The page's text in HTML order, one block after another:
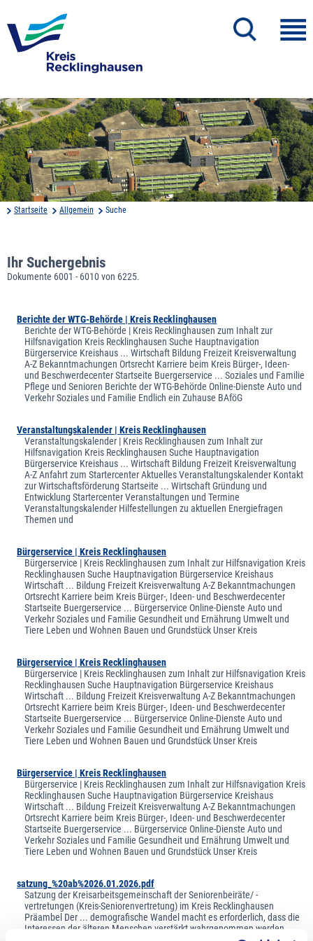
Startseite Allgemein Suche
Ihr Suchergebnis
Dokumente 6001 - 6010 von 6225.
Berichte der WTG-Behörde | Kreis Recklinghausen
Berichte der WTG-Behörde | Kreis Recklinghausen zum Inhalt zur
Hilfsnavigation Kreis Recklinghausen Suche Hauptnavigation
Bürgerservice Kreishaus ... Wirtschaft Bildung Freizeit Kreisverwaltung
A-Z Bekanntmachungen Ortsrecht Karriere beim Kreis Bürger-, Ideen-
und Beschwerdecenter Startseite Buergerservice ... Soziales und Familie
Pflege und Senioren Berichte der WTG-Behörde Online-Dienste Auto und
Verkehr Soziales und Familie Endlich ein Zuhause BAföG
Veranstaltungskalender | Kreis Recklinghausen
Veranstaltungskalender | Kreis Recklinghausen zum Inhalt zur
Hilfsnavigation Kreis Recklinghausen Suche Hauptnavigation
Bürgerservice Kreishaus ... Wirtschaft Bildung Freizeit Kreisverwaltung
A-Z Anfahrt zum Startercenter Aktuelles Veranstaltungskalender Kontakt
zur Wirtschaftsförderung Startseite ... Wirtschaft Gründung und
Entwicklung Startercenter Veranstaltungen und Termine
Veranstaltungskalender Hilfestellungen zu aktuellen Energiefragen
Themen und
Bürgerservice | Kreis Recklinghausen
Bürgerservice | Kreis Recklinghausen zum Inhalt zur Hilfsnavigation Kreis
Recklinghausen Suche Hauptnavigation Bürgerservice Kreishaus
Wirtschaft ... Bildung Freizeit Kreisverwaltung A-Z Bekanntmachungen
Ortsrecht Karriere beim Kreis Bürger-, Ideen- und Beschwerdecenter
Startseite Buergerservice ... Bürgerservice Online-Dienste Auto und
Verkehr Soziales und Familie Gesundheit und Ernährung Umwelt und
Tiere Leben und Wohnen Bauen und Grundstück Unser Kreis
Bürgerservice | Kreis Recklinghausen
Bürgerservice | Kreis Recklinghausen zum Inhalt zur Hilfsnavigation Kreis
Recklinghausen Suche Hauptnavigation Bürgerservice Kreishaus
Wirtschaft ... Bildung Freizeit Kreisverwaltung A-Z Bekanntmachungen
Ortsrecht Karriere beim Kreis Bürger-, Ideen- und Beschwerdecenter
Startseite Buergerservice ... Bürgerservice Online-Dienste Auto und
Verkehr Soziales und Familie Gesundheit und Ernährung Umwelt und
Tiere Leben und Wohnen Bauen und Grundstück Unser Kreis
Bürgerservice | Kreis Recklinghausen
Bürgerservice | Kreis Recklinghausen zum Inhalt zur Hilfsnavigation Kreis
Recklinghausen Suche Hauptnavigation Bürgerservice Kreishaus
Wirtschaft ... Bildung Freizeit Kreisverwaltung A-Z Bekanntmachungen
Ortsrecht Karriere beim Kreis Bürger-, Ideen- und Beschwerdecenter
Startseite Buergerservice ... Bürgerservice Online-Dienste Auto und
Verkehr Soziales und Familie Gesundheit und Ernährung Umwelt und
Tiere Leben und Wohnen Bauen und Grundstück Unser Kreis
satzung_%20ab%2026.01.2026.pdf
Satzung der Kreisarbeitsgemeinschaft der Seniorenbeiräte/ -
vertretungen (Kreis-Seniorenvertretung) im Kreis Recklinghausen
Präambel Der ... demografische Wandel macht es erforderlich, dass die
Interessen der älteren Menschen verstärkt wahrgenommen werden